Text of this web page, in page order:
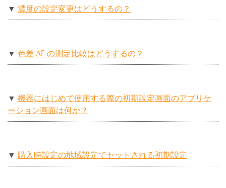
▼ 濃度の設定変更はどうするの？
▼ 色差 ΔE の測定比較はどうするの？
▼ 機器にはじめて使用する際の初期設定画面のアプリケ
ーション画面は何か？
▼ 購入時設定の地域設定でセットされる初期設定